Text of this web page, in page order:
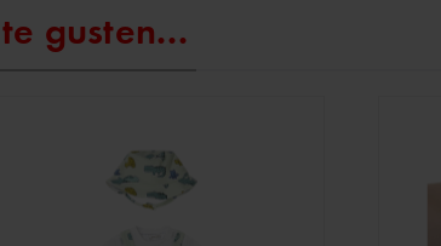
gusten...